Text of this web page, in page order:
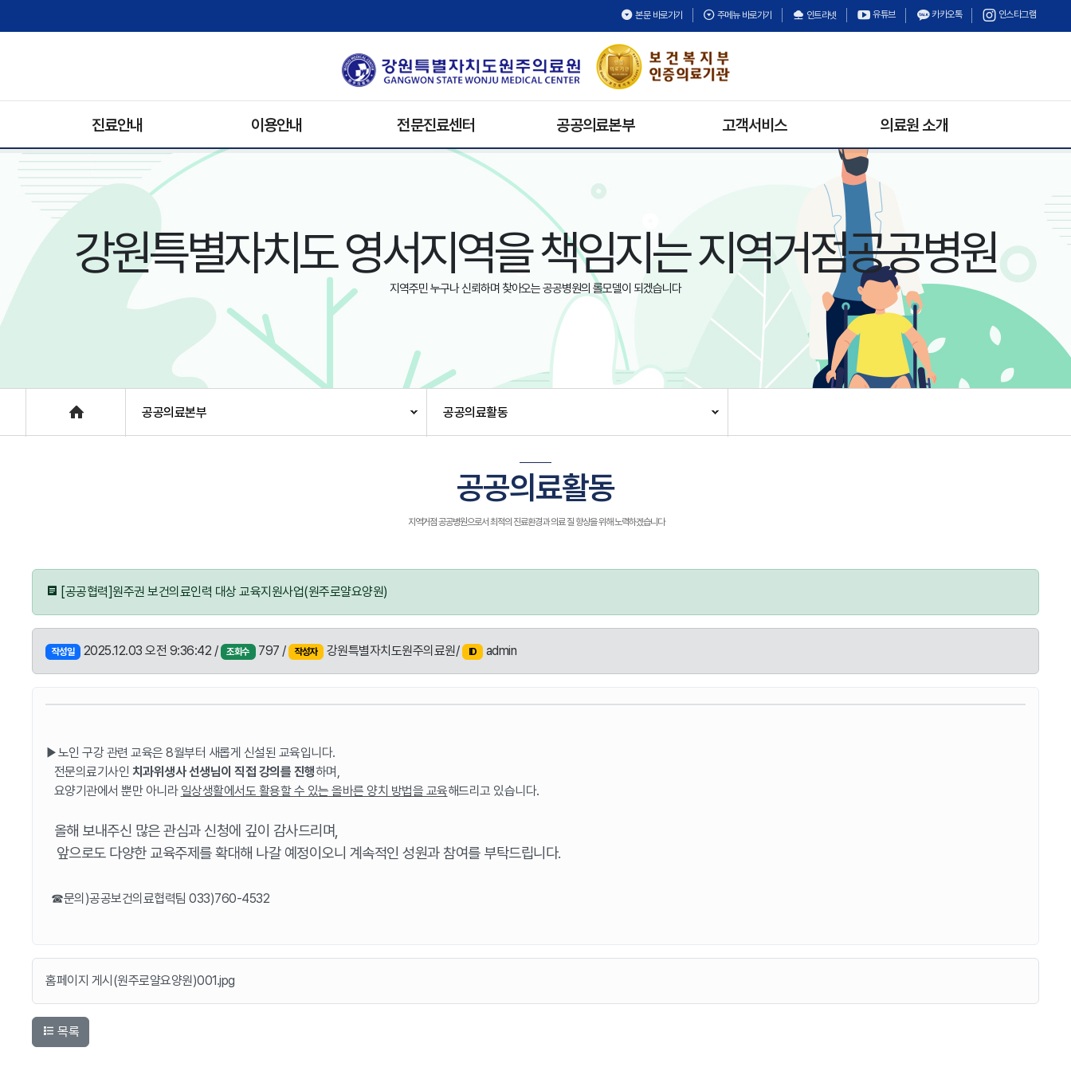
본문 바로가기 주메뉴 바로가기 인트라넷 유튜브 카카오톡 인스타그램
진료안내
진료과/의료진
입/퇴원안내
비급여 수가 안내
진료협력팀
이용안내
기록사본발급
주차안내
전화번호 안내
오시는 길
층별안내
전문진료센터
호스피스완화의료센터
공공어린이재활의료센터
심뇌혈관센터
공공의료본부
공공보건의료협력팀
고객서비스
수의계약
경영정보공개
상담안내
고객의 소리
불만 및 고충처리안내
칭찬합시다
환자권리장전
CCTV 현황
의료원 소개
안전보건경영방침
의료원 연혁
기구 및 조직
강원특별자치도 영서지역을 책임지는지역거점공공병원
지역주민 누구나 신뢰하며 찾아오는 공공병원의 롤모델이 되겠습니다
공공의료본부 공공의료활동
공공의료활동
지역거점 공공병원으로서 최적의 진료환경과 의료 질 향상을 위해 노력하겠습니다
[공공협력]원주권 보건의료인력 대상 교육지원사업(원주로얄요양원)
작성일 2025.12.03 오전 9:36:42 / 조회수 797 / 작성자 강원특별자치도원주의료원/ ID admin
▶노인 구강 관련 교육은 8월부터 새롭게 신설된 교육입니다.
전문의료기사인 치과위생사 선생님이 직접 강의를 진행하며,
요양기관에서 뿐만 아니라 일상생활에서도 활용할 수 있는 올바른 양치 방법을 교육해드리고 있습니다.
올해 보내주신 많은 관심과 신청에 깊이 감사드리며,
앞으로도 다양한 교육주제를 확대해 나갈 예정이오니 계속적인 성원과 참여를 부탁드립니다.
☎문의)공공보건의료협력팀 033)760-4532
홈페이지 게시(원주로얄요양원)001.jpg
목록